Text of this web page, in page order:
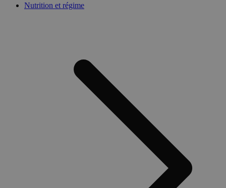
Nutrition et régime